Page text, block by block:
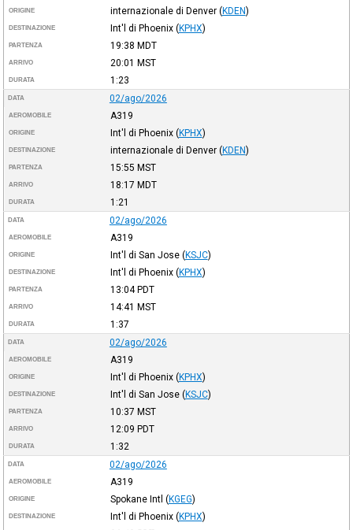
ORIGINE internazionale di Denver (KDEN)
DESTINAZIONE Int'l di Phoenix (KPHX)
PARTENZA 19:38 MDT
ARRIVO 20:01 MST
DURATA 1:23
DATA 02/ago/2026
AEROMOBILE A319
ORIGINE Int'l di Phoenix (KPHX)
DESTINAZIONE internazionale di Denver (KDEN)
PARTENZA 15:55 MST
ARRIVO 18:17 MDT
DURATA 1:21
DATA 02/ago/2026
AEROMOBILE A319
ORIGINE Int'l di San Jose (KSJC)
DESTINAZIONE Int'l di Phoenix (KPHX)
PARTENZA 13:04PDT
ARRIVO 14:41 MST
DURATA 1:37
DATA 02/ago/2026
AEROMOBILE A319
ORIGINE Int'l di Phoenix (KPHX)
DESTINAZIONE Int'l di San Jose (KSJC)
PARTENZA 10:37 MST
ARRIVO 12:09 PDT
DURATA 1:32
DATA 02/ago/2026
AEROMOBILE A319
ORIGINE Spokane Intl (KGEG)
DESTINAZIONE Int'l di Phoenix (KPHX)